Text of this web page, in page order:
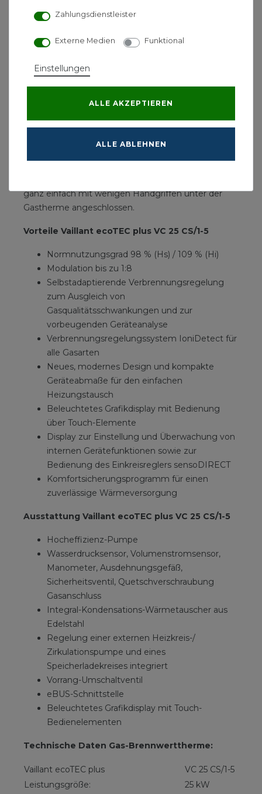
der Stromverbrauch reduziert.
Die zukunftssichere Verbrennungstechnologie
qualitäten automatisch und sorgt so dafür, dass Sie
modernen Design fällt gleich das große,
beleuchtete Touch-Display ins Auge, das Ihnen eine
ganz einfach mit wenigen Handgriffen unter der
Gastherme angeschlossen.
Vorteile Vaillant ecoTEC plus VC 25 CS/1-5
Normnutzungsgrad 98 % (Hs) / 109 % (Hi)
Modulation bis zu 1:8
Selbstadaptierende Verbrennungsregelung
zum Ausgleich von
Gasqualitätsschwankungen und zur
vorbeugenden Geräteanalyse
Verbrennungsregelungssystem IoniDetect für
alle Gasarten
Neues, modernes Design und kompakte
Geräteabmaße für den einfachen
Heizungstausch
Beleuchtetes Grafikdisplay mit Bedienung
über Touch-Elemente
Display zur Einstellung und Überwachung von
internen Gerätefunktionen sowie zur
Bedienung des Einkreisreglers sensoDIRECT
Komfortsicherungsprogramm für einen
zuverlässige Wärmeversorgung
Ausstattung Vaillant ecoTEC plus VC 25 CS/1-5
Hocheffizienz-Pumpe
Wasserdrucksensor, Volumenstromsensor,
Manometer, Ausdehnungsgefäß,
Sicherheitsventil, Quetschverschraubung
Gasanschluss
Integral-Kondensations-Wärmetauscher aus
Edelstahl
Regelung einer externen Heizkreis-/
Zirkulationspumpe und eines
Speicherladekreises integriert
Vorrang-Umschaltventil
eBUS-Schnittstelle
Beleuchtetes Grafikdisplay mit Touch-
Bedienelementen
Technische Daten Gas-Brennwerttherme:
Vaillant ecoTEC plus
VC 25 CS/1-5
Leistungsgröße:
25 kW
Zahlungsdienstleister
Externe Medien Funktional
Einstellungen
ALLE AKZEPTIEREN
ALLE ABLEHNEN